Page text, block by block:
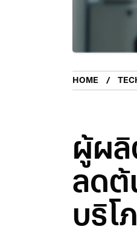
HOME
ผู้ผลิ
ลดต้
บริโ